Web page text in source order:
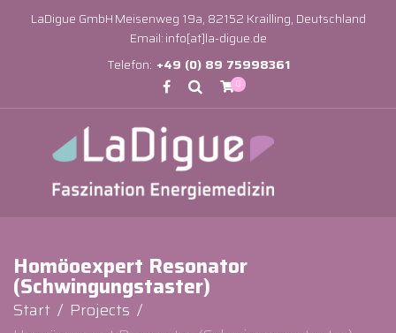
LaDigue GmbHMeisenweg 19a, 82152 Krailling, Deutschland
Email:info[at]la-digue.de
Telefon: +49 (0) 89 75998361
0
Homöoexpert Resonator
(Schwingungstaster)
Start / Projects /